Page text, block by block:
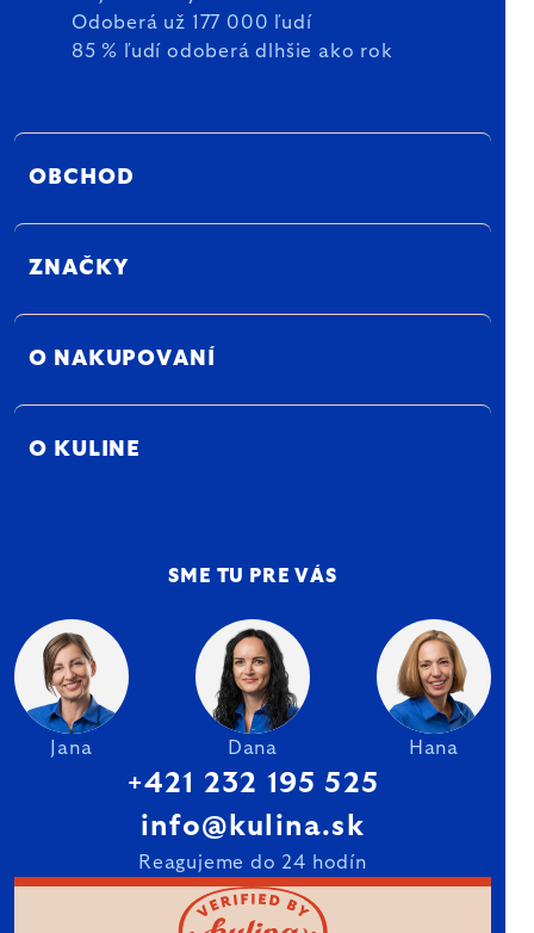
Odoberá už 177 000 ľudí
85 % ľudí odoberá dlhšie ako rok
OBCHOD
ZNAČKY
O NAKUPOVANÍ
O KULINE
SME TU PRE VÁS
Jana Dana Hana
+421 232 195 525
info@kulina.sk
Reagujeme do 24 hodín